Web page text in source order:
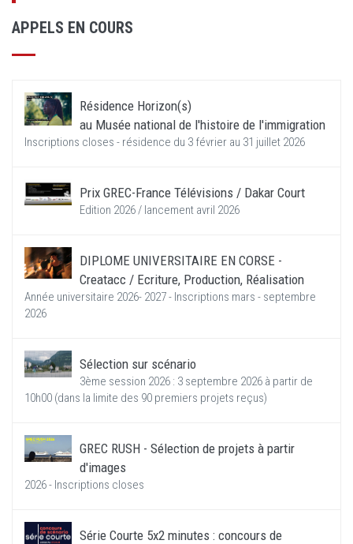
APPELS EN COURS
Résidence Horizon(s)
au Musée national de l'histoire de l'immigration
Inscriptions closes - résidence du 3 février au 31 juillet 2026
Prix GREC-France Télévisions / Dakar Court
Edition 2026 / lancement avril 2026
DIPLOME UNIVERSITAIRE EN CORSE -
Creatacc / Ecriture, Production, Réalisation
Année universitaire 2026- 2027 - Inscriptions mars - septembre
2026
Sélection sur scénario
3ème session 2026 : 3 septembre 2026 à partir de
10h00 (dans la limite des 90 premiers projets reçus)
GREC RUSH - Sélection de projets à partir
d'images
2026 - Inscriptions closes
Série Courte 5x2 minutes : concours de